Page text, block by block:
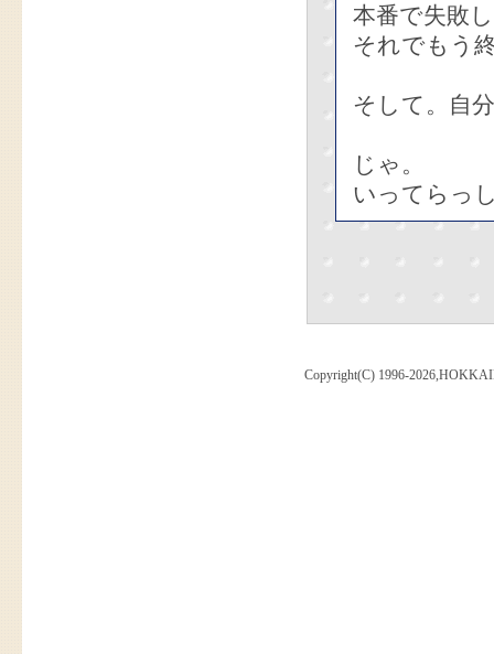
本番で失敗
それでもう
そして。自
じゃ。
いってらっ
Copyright(C) 1996-